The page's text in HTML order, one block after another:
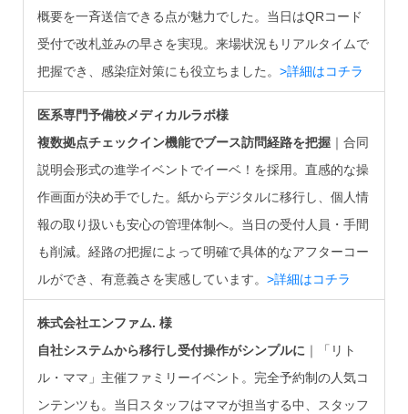
概要を一斉送信できる点が魅力でした。当日はQRコード
受付で改札並みの早さを実現。来場状況もリアルタイムで
把握でき、感染症対策にも役立ちました。 >詳細はコチラ
医系専門予備校メディカルラボ様
複数拠点チェックイン機能でブース訪問経路を把握｜合同
説明会形式の進学イベントでイーベ！を採用。直感的な操
作画面が決め手でした。紙からデジタルに移行し、個人情
報の取り扱いも安心の管理体制へ。当日の受付人員・手間
も削減。経路の把握によって明確で具体的なアフターコー
ルができ、有意義さを実感しています。 >詳細はコチラ
株式会社エンファム. 様
自社システムから移行し受付操作がシンプルに｜「リト
ル・ママ」主催ファミリーイベント。完全予約制の人気コ
ンテンツも。当日スタッフはママが担当する中、スタッフ